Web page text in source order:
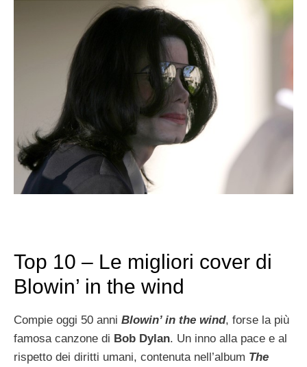
Top 10 – Le migliori cover di
Blowin’ in the wind
Compie oggi 50 anni Blowin’ in the wind, forse la più
famosa canzone di Bob Dylan. Un inno alla pace e al
rispetto dei diritti umani, contenuta nell’album The